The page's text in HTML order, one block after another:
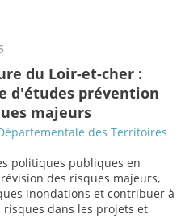
du Loir-et-cher :
d'études prévention
majeurs
des Territoires
politiques publiques en
des risques majeurs,
inondations et contribuer à
dans les projets et